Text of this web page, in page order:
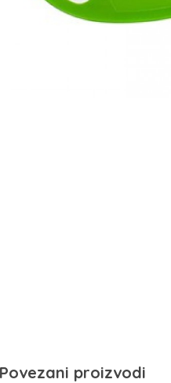
Povezani proizvodi